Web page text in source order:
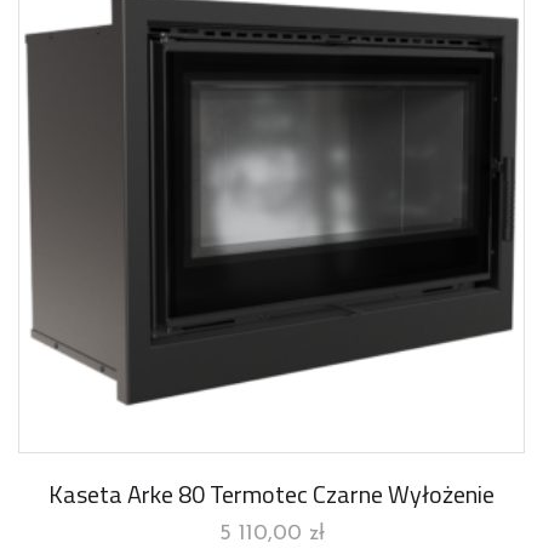
Kaseta Arke 80 Termotec Czarne Wyłożenie
5 110,00 zł